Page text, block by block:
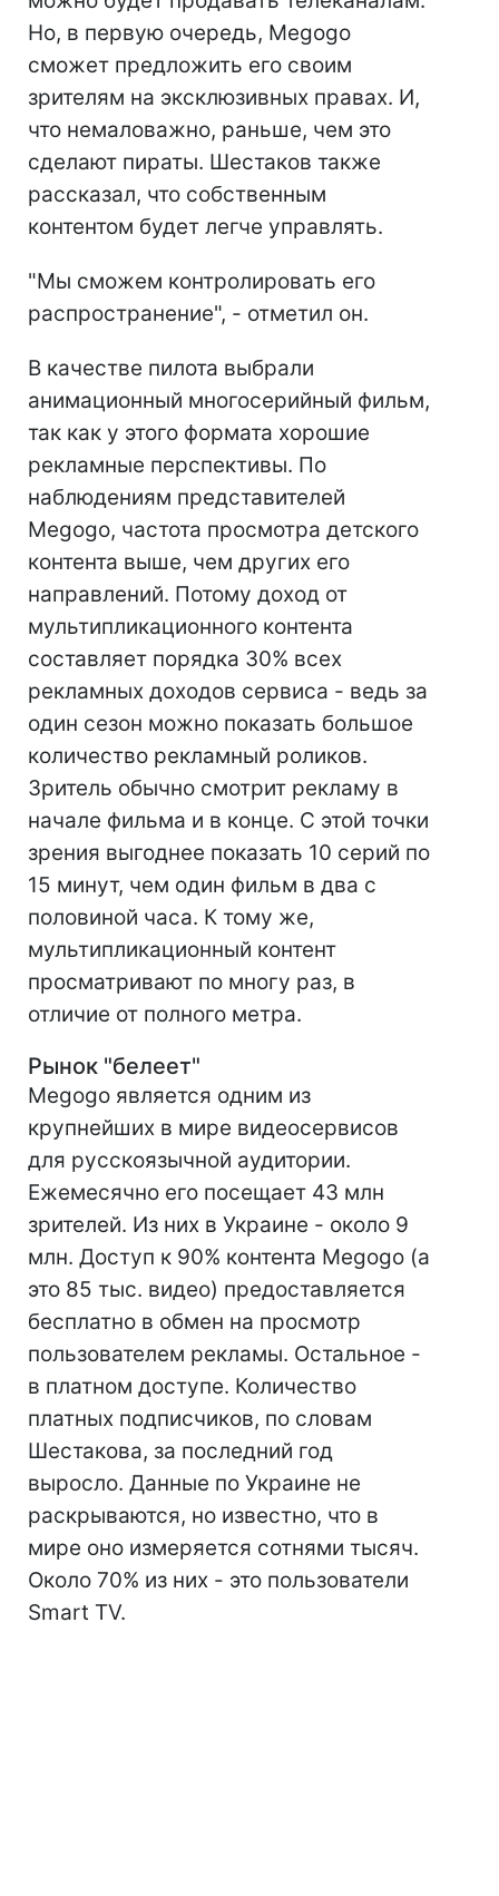
Но, в первую очередь, Megogo
сможет предложить его своим
зрителям на эксклюзивных правах. И,
что немаловажно, раньше, чем это
сделают пираты. Шестаков также
рассказал, что собственным
контентом будет легче управлять.
"Мы сможем контролировать его
распространение", - отметил он.
В качестве пилота выбрали
анимационный многосерийный фильм,
так как у этого формата хорошие
рекламные перспективы. По
наблюдениям представителей
Megogo, частота просмотра детского
контента выше, чем других его
направлений. Потому доход от
мультипликационного контента
составляет порядка 30% всех
рекламных доходов сервиса - ведь за
один сезон можно показать большое
количество рекламный роликов.
Зритель обычно смотрит рекламу в
начале фильма и в конце. С этой точки
зрения выгоднее показать 10 серий по
15 минут, чем один фильм в два с
половиной часа. К тому же,
мультипликационный контент
просматривают по многу раз, в
отличие от полного метра.
Рынок "белеет"
Megogo является одним из
крупнейших в мире видеосервисов
для русскоязычной аудитории.
Ежемесячно его посещает 43 млн
зрителей. Из них в Украине - около 9
млн. Доступ к 90% контента Megogo (а
это 85 тыс. видео) предоставляется
бесплатно в обмен на просмотр
пользователем рекламы. Остальное -
в платном доступе. Количество
платных подписчиков, по словам
Шестакова, за последний год
выросло. Данные по Украине не
раскрываются, но известно, что в
мире оно измеряется сотнями тысяч.
Около 70% из них - это пользователи
Smart TV.